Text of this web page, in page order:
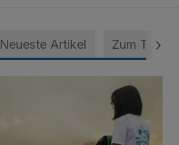
Neueste Artikel Zum Thema